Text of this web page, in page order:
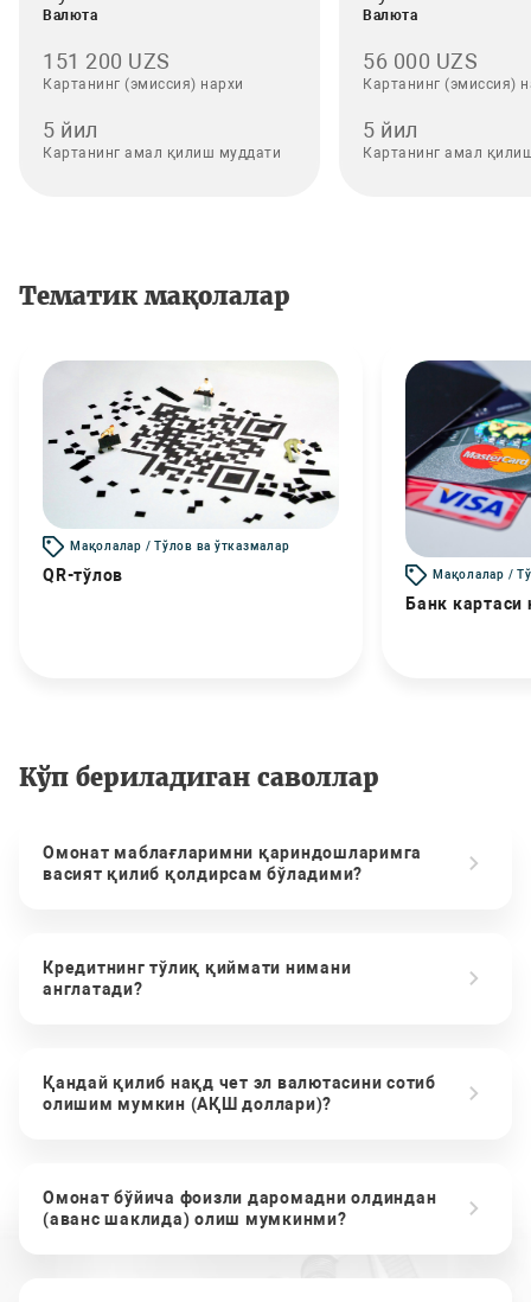
Валюта
151 200 UZS
Картанинг (эмиссия) нархи
5 йил
Картанинг амал қилиш муддати
Валюта
56 000 UZS
Картанинг (эмиссия)
5 йил
Картанинг амал
Тематик мақолалар
Мақолалар / Тўлов ва ўтказмалар
QR-тўлов Мақолалар /
Банк картаси
Кўп бериладиган саволлар
Омонат маблағларимни қариндошларимга
васият қилиб қолдирсам бўладими?
Кредитнинг тўлиқ қиймати нимани
англатади?
Қандай қилиб нақд чет эл валютасини сотиб
олишим мумкин (АҚШ доллари)?
Омонат бўйича фоизли даромадни олдиндан
(аванс шаклида) олиш мумкинми?